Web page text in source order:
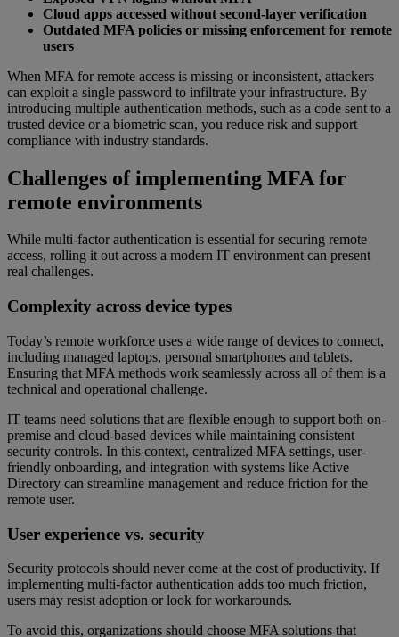
Cloud apps accessed without second-layer verification
Outdated MFA policies or missing enforcement for remote
users
When MFA for remote access is missing or inconsistent, attackers
can exploit a single password to infiltrate your infrastructure. By
introducing multiple authentication methods, such as a code sent to a
trusted device or a biometric scan, you reduce risk and support
compliance with industry standards.
Challenges of implementing MFA for
remote environments
While multi-factor authentication is essential for securing remote
access, rolling it out across a modern IT environment can present
real challenges.
Complexity across device types
Today’s remote workforce uses a wide range of devices to connect,
including managed laptops, personal smartphones and tablets.
Ensuring that MFA methods work seamlessly across all of them is a
technical and operational challenge.
IT teams need solutions that are flexible enough to support both on-
premise and cloud-based devices while maintaining consistent
security controls. In this context, centralized MFA settings, user-
friendly onboarding, and integration with systems like Active
Directory can streamline management and reduce friction for the
remote user.
User experience vs. security
Security protocols should never come at the cost of productivity. If
implementing multi-factor authentication adds too much friction,
users may resist adoption or look for workarounds.
To avoid this, organizations should choose MFA solutions that